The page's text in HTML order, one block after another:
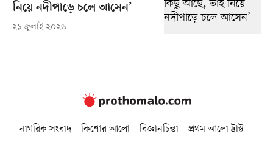
নিয়ে নদীপাড়ে চলে আসেন’
২১ জুলাই ২০২৬
নাগরিক সংবাদ কিশোর আলো বিজ্ঞানচিন্তা
প্রথম আলো ট্রাস্ট